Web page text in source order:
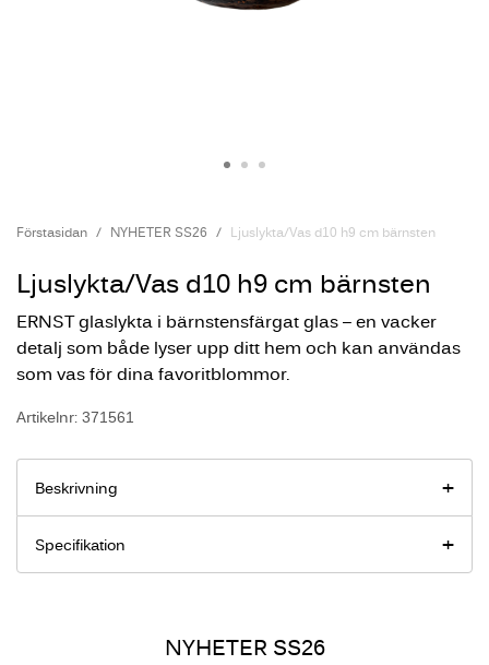
Förstasidan NYHETER SS26 Ljuslykta/Vas d10 h9 cm bärnsten
Ljuslykta/Vas d10 h9 cm bärnsten
ERNST glaslykta i bärnstensfärgat glas – en vacker
detalj som både lyser upp ditt hem och kan användas
som vas för dina favoritblommor.
Artikelnr: 371561
Beskrivning
Specifikation
NYHETER SS26